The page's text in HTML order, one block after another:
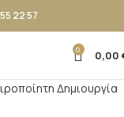
22 57
0 0,00